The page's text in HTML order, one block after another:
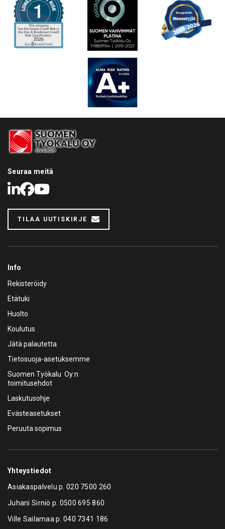
Seuraa meitä
LinkedIn
Facebook
Youtube
TILAA UUTISKIRJE
Info
Rekisteröidy
Etätuki
Huolto
Koulutus
Jätä palautetta
Tietosuoja-asetuksemme
Suomen Työkalu Oy:n
toimitusehdot
Laskutusohje
Evästeasetukset
Peruuta sopimus
Yhteystiedot
Asiakaspalvelu p.020 7500 260
Juhani Sirniö p. 0500 695 860
Ville Sailamaa p.040 7341 186